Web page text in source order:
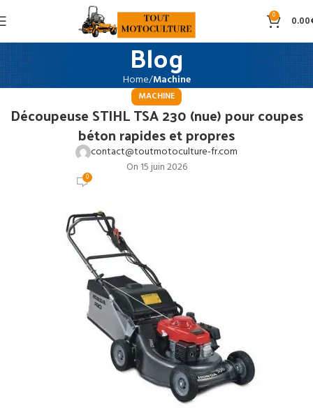
0 0.00
Blog
Home Machine
MACHINE
Découpeuse STIHL TSA 230 (nue) pour coupes
béton rapides et propres
contact@toutmotoculture-fr.com
On 15 juin 2026
0